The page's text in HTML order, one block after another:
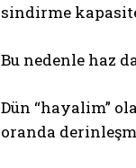
sindirme
Bu nedenle haz
Dün “hayalim”
oranda